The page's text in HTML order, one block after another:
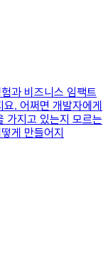
과 비즈니스 임팩트
. 어쩌면 개발자에게
가지고 있는지 모르는
게 만들어지